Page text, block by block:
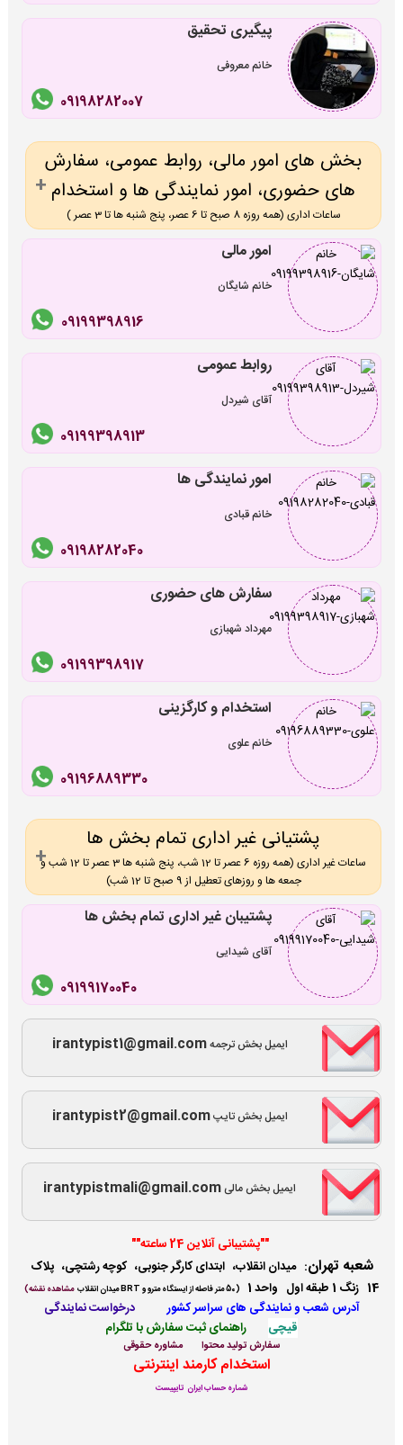
پیگیری تحقیق
خانم معروفی
09198282007
بخش های امور مالی، روابط عمومی، سفارش
های حضوری، امور نمایندگی ها و استخدام
ساعات اداری (همه روزه 8 صبح تا 6 عصر، پنج شنبه ها تا 3 عصر )
امور مالی
خانم شایگان
09199398916
روابط عمومی
آقای شیردل
09199398913
امور نمایندگی ها
خانم قبادی
09198282040
سفارش های حضوری
مهرداد شهبازی
09199398917
استخدام و کارگزینی
خانم علوی
09196889330
پشتیانی غیر اداری تمام بخش ها
ساعات غیر اداری (همه روزه 6 عصر تا 12 شب، پنج شنبه ها 3 عصر تا 12 شب و
جمعه ها و روزهای تعطیل از 9 صبح تا 12 شب)
پشتیبان غیر اداری تمام بخش ها
آقای شیدایی
09199170040
ایمیل بخش ترجمهirantypist1@gmail.com
ایمیل بخش تایپirantypist2@gmail.com
ایمیل بخش مالیirantypistmali@gmail.com
""پشتیبانی آنلاین 24 ساعته""
شعبه تهران: میدان انقلاب، ابتدای کارگر جنوبی، کوچه رشتچی، پلاک
14 زنگ 1 طبقه اول واحد 1
(50 متر فاصله از ایستگاه مترو و BRT میدان انقلاب مشاهده نقشه)
آدرس شعب و نمایندگی های سراسر کشور
درخواست نمایندگی
قیچی
راهنمای ثبت سفارش با تلگرام
سفارش تولید محتوا مشاوره حقوقی
استخدام کارمند اینترنتی
شماره حساب ایران تایپیست